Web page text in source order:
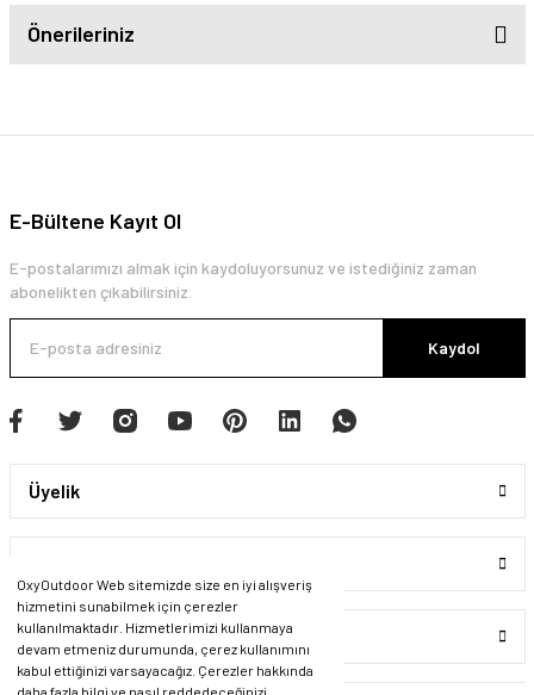
OxyOutdoor Web sitemizde size en iyi alışveriş
hizmetini sunabilmek için çerezler
kullanılmaktadır. Hizmetlerimizi kullanmaya
devam etmeniz durumunda, çerez kullanımını
kabul ettiğinizi varsayacağız. Çerezler hakkında
Önerileriniz
E-Bültene Kayıt Ol
E-postalarımızı almak için kaydoluyorsunuz ve istediğiniz zaman
abonelikten çıkabilirsiniz.
Kaydol
Üyelik
Alışveriş